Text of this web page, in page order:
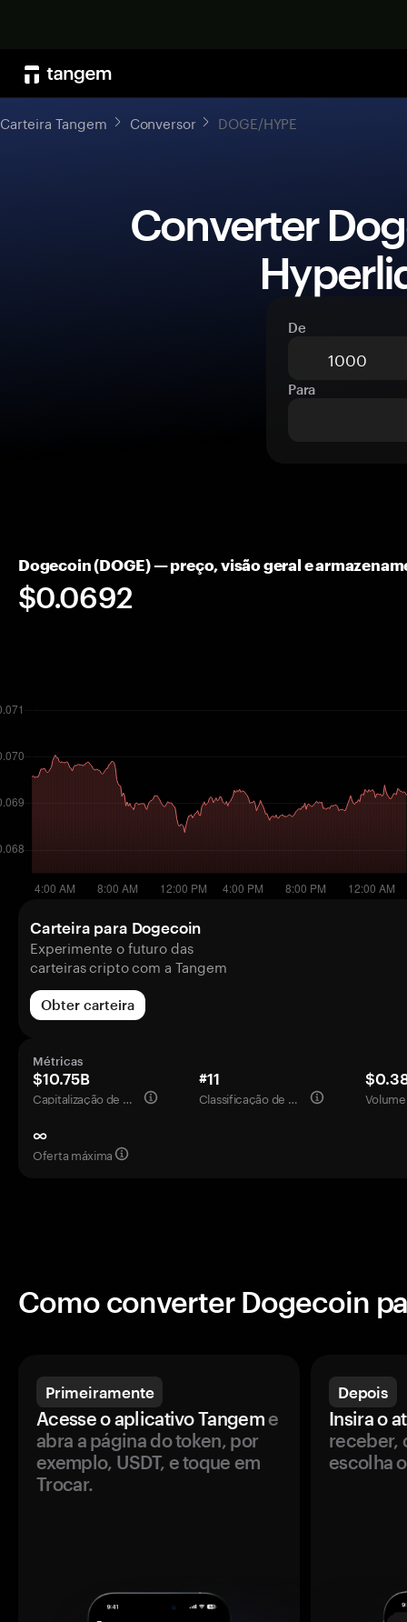
Carteira Tangem Conversor DOGE/HYPE
De
Para
Dogecoin (DOGE) — preço, visão geral e
$0.0692
Carteira para Dogecoin
Experimente o futuro das
carteiras cripto com a Tangem
Obter carteira
Métricas
$10.75B
Capitalização de mercado
#11
Classificação de mercado
∞
Oferta máxima
Como converter Dogecoin
Primeiramente
Acesse o aplicativo Tangeme
abra a página do token, por
exemplo, USDT, e toque em
Trocar.
Depois
Insira o
receber,
escolha